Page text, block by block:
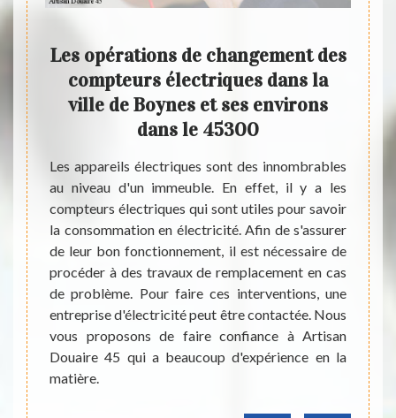
vos
une
une
aide
de
à lui.
vos
Les opérations de changement des
compteurs électriques dans la
ville de Boynes et ses environs
dans le 45300
Les appareils électriques sont des innombrables
au niveau d'un immeuble. En effet, il y a les
compteurs électriques qui sont utiles pour savoir
la consommation en électricité. Afin de s'assurer
de leur bon fonctionnement, il est nécessaire de
procéder à des travaux de remplacement en cas
de problème. Pour faire ces interventions, une
entreprise d'électricité peut être contactée. Nous
vous proposons de faire confiance à Artisan
Douaire 45 qui a beaucoup d'expérience en la
matière.
Les
de
ces
qu'il